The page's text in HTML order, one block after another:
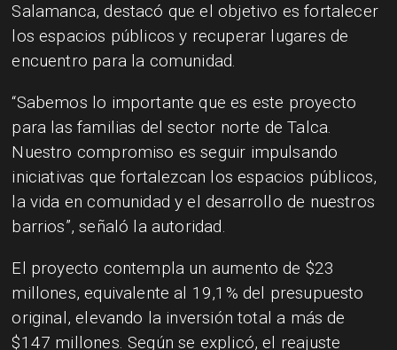
Salamanca, destacó que el objetivo es fortalecer
los espacios públicos y recuperar lugares de
encuentro para la comunidad.
“Sabemos lo importante que es este proyecto
para las familias del sector norte de Talca.
Nuestro compromiso es seguir impulsando
iniciativas que fortalezcan los espacios públicos,
la vida en comunidad y el desarrollo de nuestros
barrios”, señaló la autoridad.
El proyecto contempla un aumento de $23
millones, equivalente al 19,1% del presupuesto
original, elevando la inversión total a más de
$147 millones. Según se explicó, el reajuste